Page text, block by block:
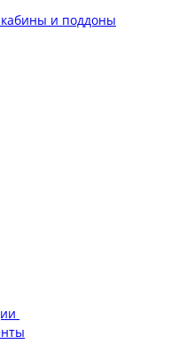
и поддоны